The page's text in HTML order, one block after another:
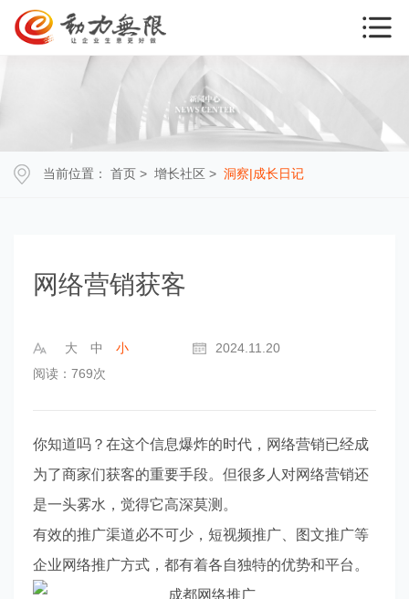
当前位置： 首页 > 增长社区 > 洞察|成长日记
网络营销获客
大 中 小
2024.11.20
阅读：769次
你知道吗？在这个信息爆炸的时代，网络营销已经成
为了商家们获客的重要手段。但很多人对网络营销还
是一头雾水，觉得它高深莫测。
有效的推广渠道必不可少，短视频推广、图文推广等
企业网络推广方式，都有着各自独特的优势和平台。